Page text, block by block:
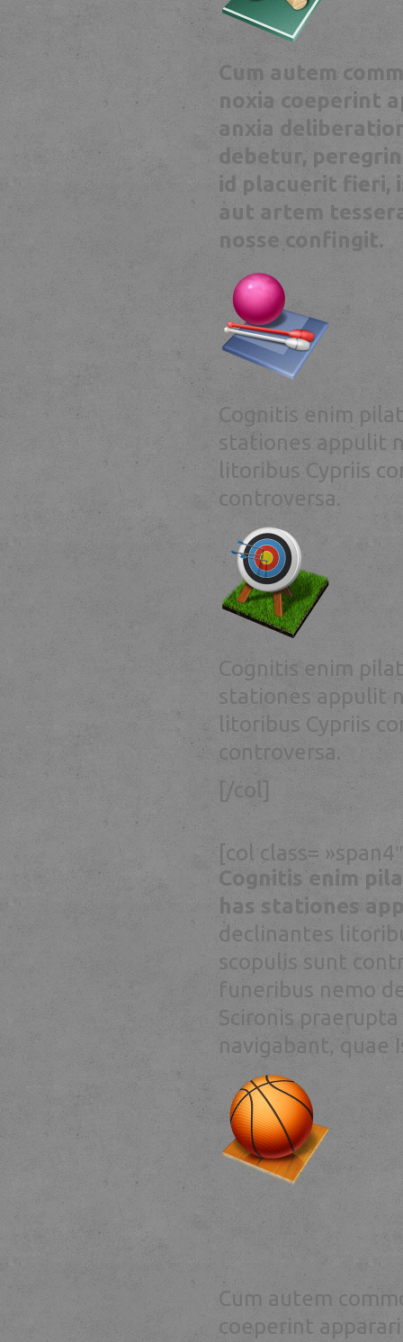
Cum autem
noxia coeperint
anxia
debetur,
id placuerit fieri,
aut artem
nosse confingit.
Cognitis enim
stationes appulit
litoribus Cypriis
controversa.
Cognitis enim
stationes appulit
litoribus Cypriis
controversa.
[/col]
[col class=
Cognitis enim
has stationes
declinantes
scopulis sunt
funeribus nemo
Scironis
navigabant, quae
Cum autem
coeperint